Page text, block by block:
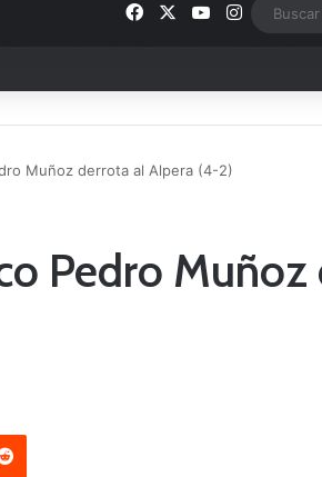
FacebookYouTube
Instagram
Muñoz derrota al Alpera (4-2)
Pedro Muñoz